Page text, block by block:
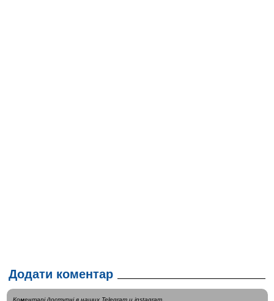
Додати коментар
Коментарі доступні в наших Telegramи instagram.